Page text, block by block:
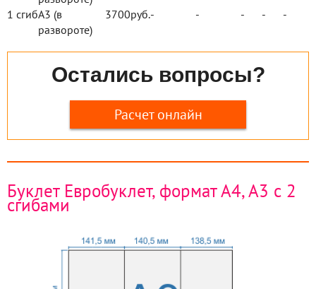
1 сгибА3 (в
развороте)
3700руб.- - - - -
Остались вопросы?
Расчет онлайн
Буклет Евробуклет, формат А4, А3 с 2
сгибами